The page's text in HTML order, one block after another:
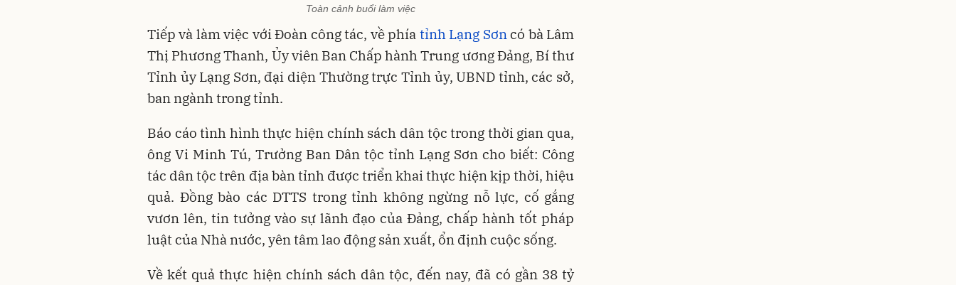
Toàn cảnh buổi làm việc
Tiếp và làm việc với Đoàn công tác, về phía tỉnh Lạng Sơn có bà Lâm
Thị Phương Thanh, Ủy viên Ban Chấp hành Trung ương Đảng, Bí thư
Tỉnh ủy Lạng Sơn, đại diện Thường trực Tỉnh ủy, UBND tỉnh, các sở,
ban ngành trong tỉnh.
Báo cáo tình hình thực hiện chính sách dân tộc trong thời gian qua,
ông Vi Minh Tú, Trưởng Ban Dân tộc tỉnh Lạng Sơn cho biết: Công
tác dân tộc trên địa bàn tỉnh được triển khai thực hiện kịp thời, hiệu
quả. Đồng bào các DTTS trong tỉnh không ngừng nỗ lực, cố gắng
vươn lên, tin tưởng vào sự lãnh đạo của Đảng, chấp hành tốt pháp
luật của Nhà nước, yên tâm lao động sản xuất, ổn định cuộc sống.
Về kết quả thực hiện chính sách dân tộc, đến nay, đã có gần 38 tỷ